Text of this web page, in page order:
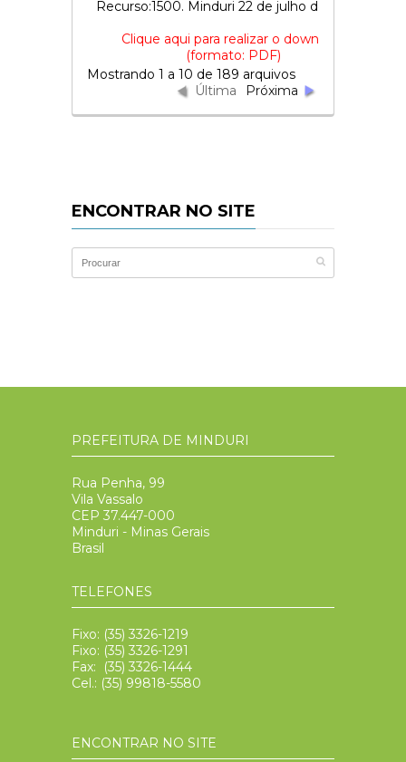
Recurso:1500. Minduri 22 de julho de 2026.
Clique aqui para realizar o download
(formato: PDF)
Mostrando 1 a 10 de 189 arquivos
Última
Próxima
ENCONTRAR NO SITE
PREFEITURA DE MINDURI
Rua Penha, 99
Vila Vassalo
CEP 37.447-000
Minduri - Minas Gerais
Brasil
TELEFONES
Fixo: (35) 3326-1219
Fixo: (35) 3326-1291
Fax: (35) 3326-1444
Cel.: (35) 99818-5580
ENCONTRAR NO SITE